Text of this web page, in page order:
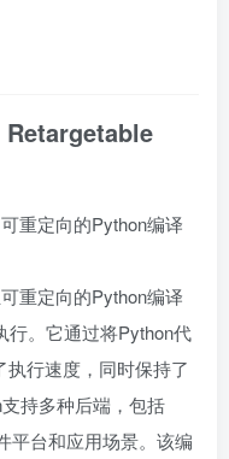
重定向的Python编译
重定向的Python编译
行。它通过将Python代
行速度，同时保持了
持多种后端，包括
平台和应用场景。该编